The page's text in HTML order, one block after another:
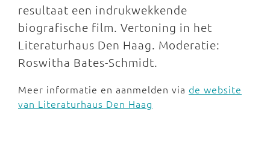
resultaat een indrukwekkende
biografische film. Vertoning in het
Literaturhaus Den Haag. Moderatie:
Roswitha Bates-Schmidt.
Meer informatie en aanmelden via de website
van Literaturhaus Den Haag